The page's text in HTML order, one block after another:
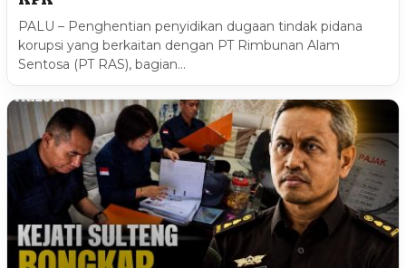
PALU – Penghentian penyidikan dugaan tindak pidana
korupsi yang berkaitan dengan PT Rimbunan Alam
Sentosa (PT RAS), bagian…